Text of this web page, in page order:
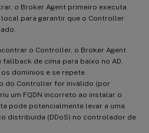
o Broker Agent primeiro executa
local para garantir que o Controller
o Controller, o Broker Agent
de cima para baixo no AD.
domínios e se repete
do Controller for inválido (por
um FQDN incorreto ao instalar o
pode potencialmente levar a uma
distribuída (DDoS) no controlador de